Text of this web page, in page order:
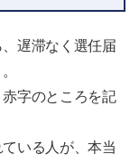
遅滞なく選任届
字のところを記
いる人が、本当